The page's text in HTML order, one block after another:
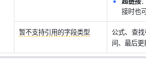
接时也
暂不支持引用的字段类型 公式、 查找
间、最后更